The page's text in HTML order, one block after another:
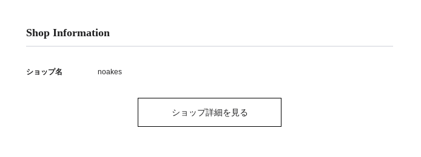
Shop Information
ショップ名 noakes
ショップ詳細を見る